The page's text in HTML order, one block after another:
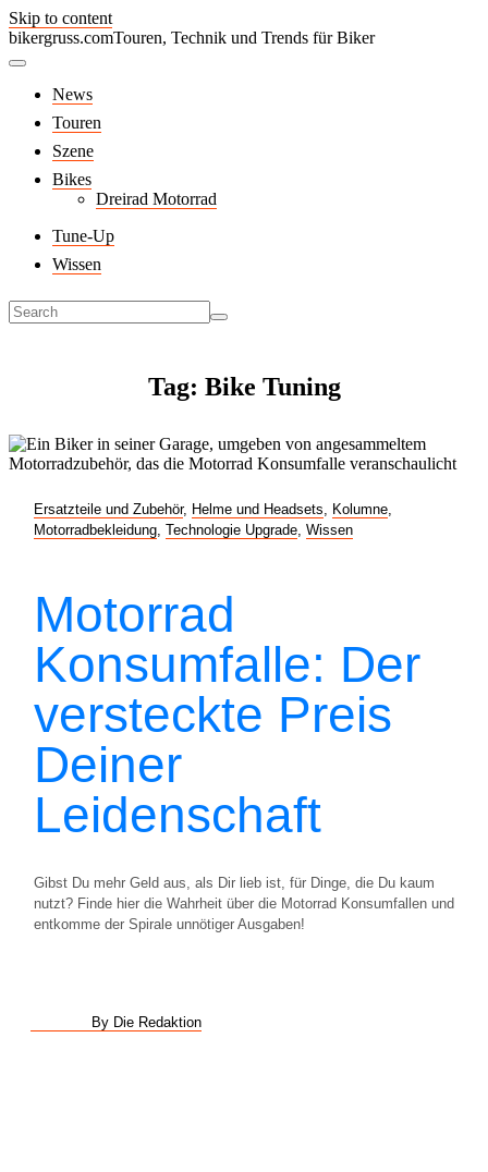
Skip to content
bikergruss.comTouren, Technik und Trends für Biker
News
Touren
Szene
Bikes
Dreirad Motorrad
Tune-Up
Wissen
Tag: Bike Tuning
Ersatzteile und Zubehör, Helme und Headsets Kolumne
Motorradbekleidung Technologie Upgrade Wissen
Motorrad
Konsumfalle: Der
versteckte Preis
Deiner
Leidenschaft
Gibst Du mehr Geld aus, als Dir lieb ist, für Dinge, die Du kaum
nutzt? Finde hier die Wahrheit über die Motorrad Konsumfallen und
entkomme der Spirale unnötiger Ausgaben!
By Die Redaktion